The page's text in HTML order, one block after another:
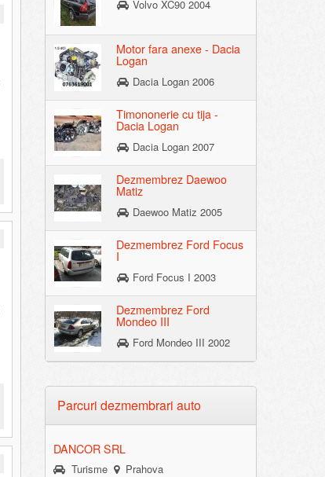
Volvo XC90 2004
Motor fara anexe - Dacia
Logan
Dacia Logan 2006
Timononerie cu tija -
Dacia Logan
Dacia Logan 2007
Dezmembrez Daewoo
Matiz
Daewoo Matiz 2005
Dezmembrez Ford Focus
I
Ford Focus I 2003
Dezmembrez Ford
Mondeo III
Ford Mondeo III 2002
Parcuri dezmembrari auto
DANCOR SRL
Turisme Prahova